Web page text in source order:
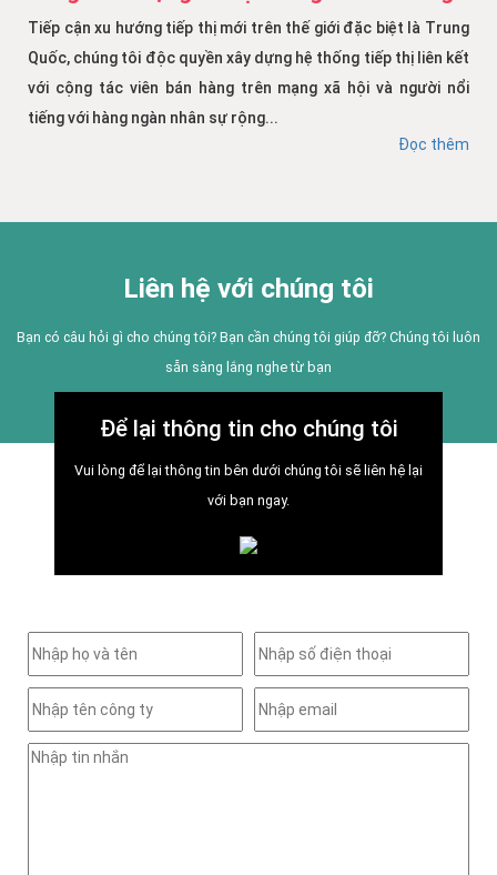
Tiếp cận xu hướng tiếp thị mới trên thế giới đặc biệt là Trung
Quốc, chúng tôi độc quyền xây dựng hệ thống tiếp thị liên kết
với cộng tác viên bán hàng trên mạng xã hội và người nổi
tiếng với hàng ngàn nhân sự rộng...
Đọc thêm
Liên hệ với chúng tôi
Bạn có câu hỏi gì cho chúng tôi? Bạn cần chúng tôi giúp đỡ? Chúng tôi luôn
sẵn sàng lắng nghe từ bạn
Để lại thông tin cho chúng tôi
Vui lòng để lại thông tin bên dưới chúng tôi sẽ liên hệ lại
với bạn ngay.